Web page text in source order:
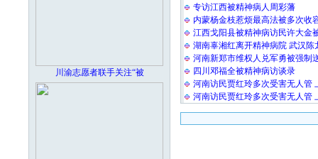
川渝志愿者联手关注“被
专访江西被精神病人周彩藩
内蒙杨金枝惹烦最高法被多次收
江西戈阳县被精神病访民许大金
湖南辜湘红离开精神病院 武汉陈
河南新郑市维权人兑军勇被强制
四川邓福全被精神病访谈录
河南访民贾红玲多次受害无人管
河南访民贾红玲多次受害无人管